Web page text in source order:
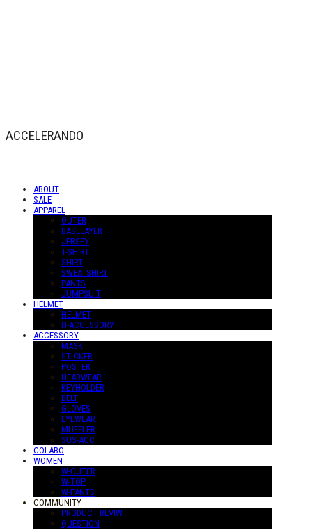
ACCELERANDO
ABOUT
SALE
APPAREL
OUTER
BASELAYER
JERSEY
T-SHIRT
SHIRT
SWEATSHIRT
PANTS
JUMPSUIT
HELMET
HELMET
H-ACCESSORY
ACCESSORY
MASK
STICKER
POSTER
HEADWEAR
KEYHOLDER
BELT
GLOVES
EYEWEAR
MUFFLER
SUS-ACC
COLABO
WOMEN
W-OUTER
W-TOP
W-PANTS
COMMUNITY
PRODUCT REVIW
QUESTION